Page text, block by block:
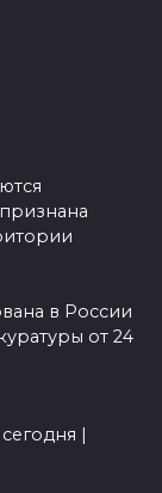
в России
от 24
|